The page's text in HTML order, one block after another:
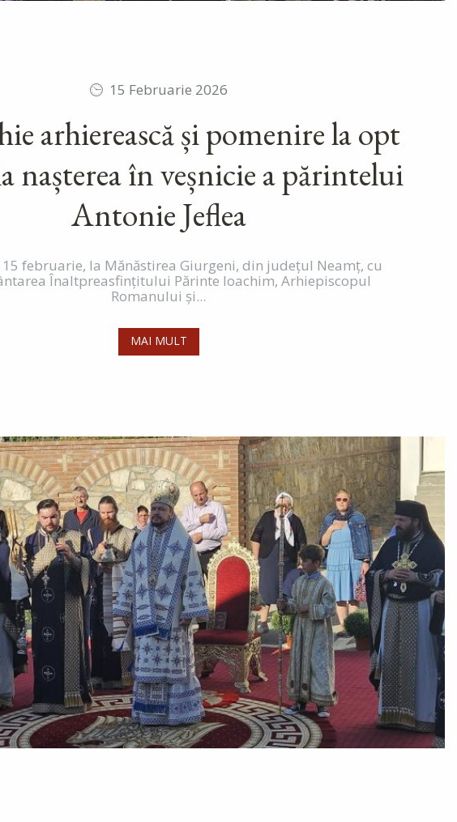
15 Februarie 2026
arhierească și pomenire la opt
nașterea în veșnicie a părintelui
Antonie Jeflea
februarie, la Mănăstirea Giurgeni, din județul Neamț, cu
Înaltpreasfințitului Părinte Ioachim, Arhiepiscopul
Romanului și...
MAI MULT